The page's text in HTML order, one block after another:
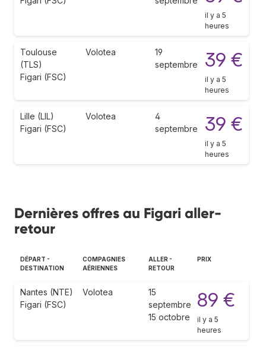
il y a 5
heures
Toulouse
(TLS)
Figari (FSC)
Volotea
19
septembre
39 €
il y a 5
heures
Lille (LIL)
Figari (FSC)
Volotea
4
septembre
39 €
il y a 5
heures
Dernières offres au Figari aller-
retour
DÉPART -
DESTINATION
COMPAGNIES
AÉRIENNES
ALLER -
RETOUR
PRIX
Nantes (NTE)
Figari (FSC)
Volotea
15
septembre
15 octobre
89 €
il y a 5
heures